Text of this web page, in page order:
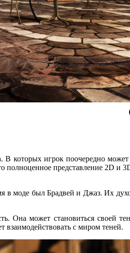
которых игрок поочередно
представление 2D и
в моде был Брадвей и Джаз. Их
Она может становиться своей
взаимодействовать с миром теней.